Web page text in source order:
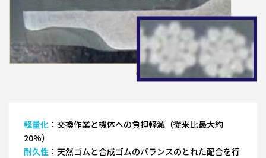
軽量化 ：交換作業と機体への負担軽減（従来比最大約
20%）
耐久性 ：天然ゴムと合成ゴムのバランスのとれた配合を行